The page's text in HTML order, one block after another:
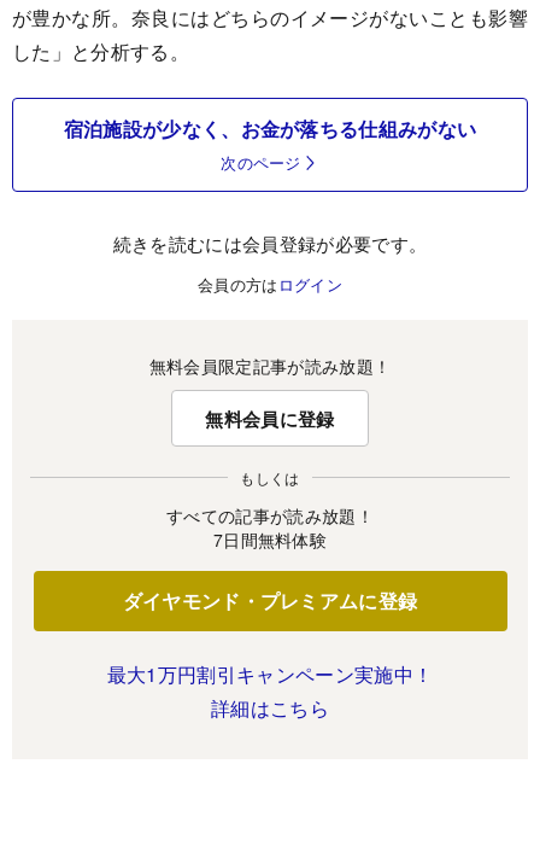
が豊かな所。奈良にはどちらのイメージがないことも影響
した」と分析する。
宿泊施設が少なく、お金が落ちる仕組みがない
次のページ
続きを読むには会員登録が必要です。
会員の方は ログイン
無料会員限定記事が読み放題！
無料会員に登録
もしくは
すべての記事が読み放題！
7日間無料体験
ダイヤモンド・プレミアムに登録
最大1万円割引キャンペーン実施中！
詳細はこちら